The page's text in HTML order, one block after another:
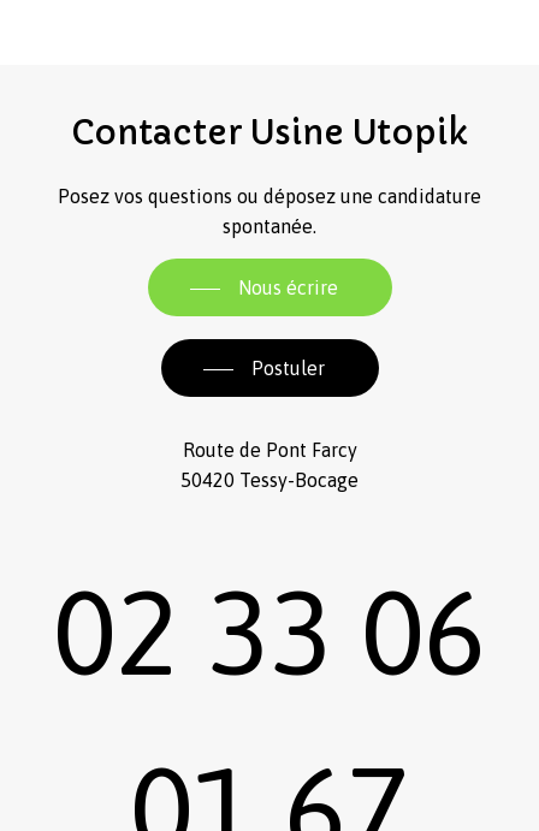
Contacter Usine Utopik
Posez vos questions ou déposez une candidature
spontanée.
Nous écrire
Postuler
Route de Pont Farcy
50420 Tessy-Bocage
02 33 06